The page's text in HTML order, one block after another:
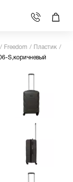
Freedom
Пластик
S,коричневый